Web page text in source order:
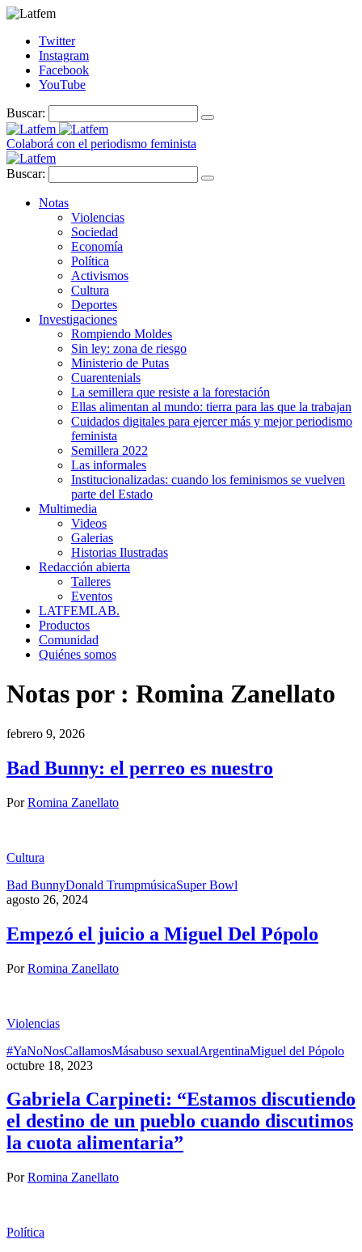
Twitter
Instagram
Facebook
YouTube
Buscar:
Colaborá con el periodismo feminista
Buscar:
Notas
Violencias
Sociedad
Economía
Política
Activismos
Cultura
Deportes
Investigaciones
Rompiendo Moldes
Sin ley: zona de riesgo
Ministerio de Putas
Cuarentenials
La semillera que resiste a la forestación
Ellas alimentan al mundo: tierra para las que la trabajan
Cuidados digitales para ejercer más y mejor periodismo
feminista
Semillera 2022
Las informales
Institucionalizadas: cuando los feminismos se vuelven
parte del Estado
Multimedia
Videos
Galerias
Historias Ilustradas
Redacción abierta
Talleres
Eventos
LATFEMLAB.
Productos
Comunidad
Quiénes somos
Notas por : Romina Zanellato
febrero 9, 2026
Bad Bunny: el perreo es nuestro
PorRomina Zanellato
Cultura
Bad BunnyDonald TrumpmúsicaSuper Bowl
agosto 26, 2024
Empezó el juicio a Miguel Del Pópolo
PorRomina Zanellato
Violencias
#YaNoNosCallamosMásabuso sexualArgentinaMiguel del Pópolo
octubre 18, 2023
Gabriela Carpineti: “Estamos discutiendo
el destino de un pueblo cuando discutimos
la cuota alimentaria”
PorRomina Zanellato
Política